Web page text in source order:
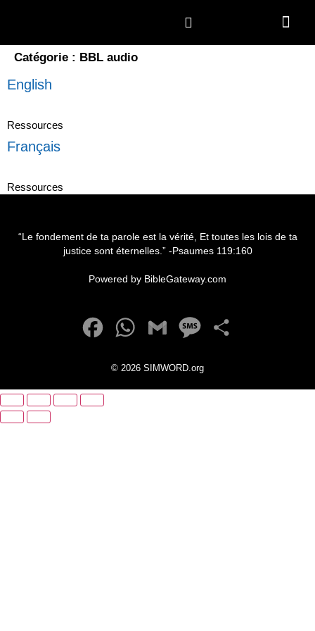
Catégorie : BBL audio
English
Ressources
Français
Ressources
“Le fondement de ta parole est la vérité, Et toutes les lois de ta
justice sont éternelles.” -Psaumes 119:160
Powered by BibleGateway.com
FacebookWhatsApp
Gmail Message
© 2026 SIMWORD.org